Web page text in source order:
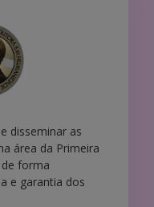
disseminar as
área da Primeira
forma
e garantia dos